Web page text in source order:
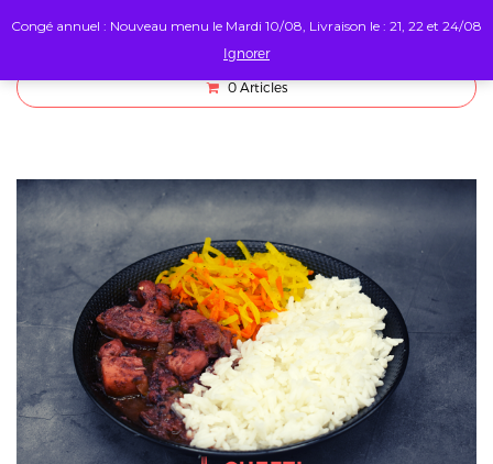
0 Articles
Congé annuel : Nouveau menu le Mardi 10/08, Livraison le : 21, 22 et 24/08
Ignorer